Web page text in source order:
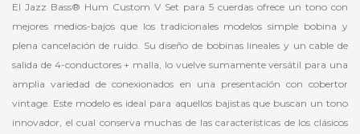
El Jazz Bass® Hum Custom V Set para 5 cuerdas ofrece un tono con
mejores medios-bajos que los tradicionales modelos simple bobina y
plena cancelación de ruido. Su diseño de bobinas lineales y un cable de
salida de 4-conductores + malla, lo vuelve sumamente versátil para una
amplia variedad de conexionados en una presentación con cobertor
vintage. Este modelo es ideal para aquellos bajistas que buscan un tono
innovador, el cual conserva muchas de las características de los clásicos